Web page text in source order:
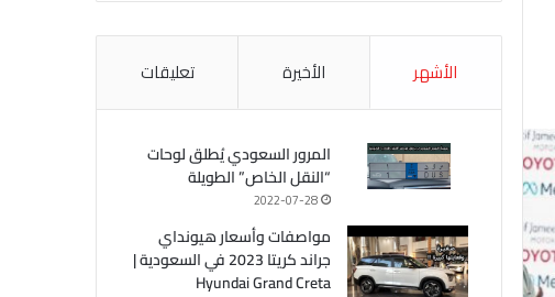
الأشهر الأخيرة تعليقات
المرور السعودي يُطلق لوحات
“النقل الخاص” الطويلة
2022-07-28
مواصفات وأسعار هيونداي
جراند كريتا 2023 في السعودية |
Hyundai Grand Creta